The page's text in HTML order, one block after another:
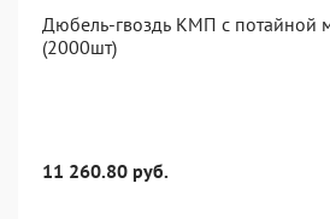
Дюбель-гвоздь КМП с потайной
(2000шт)
11 260.80 руб.